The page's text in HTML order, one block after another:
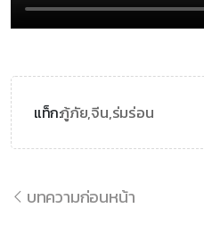
แท็ก:กู้ภัย,จีน,ร่มร่อน
บทความก่อนหน้า